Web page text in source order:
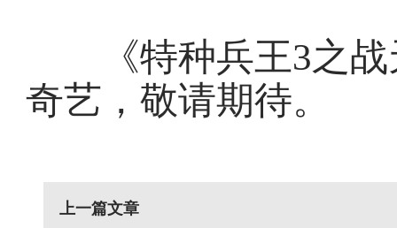
《特种兵王3之战
奇艺，敬请期待。
上一篇文章